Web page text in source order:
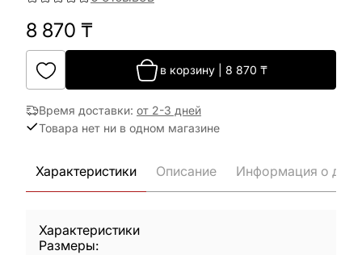
8 870 ₸
в корзину 8 870 ₸
Время доставки: от 2-3 дней
Товара нет ни в одном магазине
Характеристики Описание Информация о
Характеристики
Размеры: